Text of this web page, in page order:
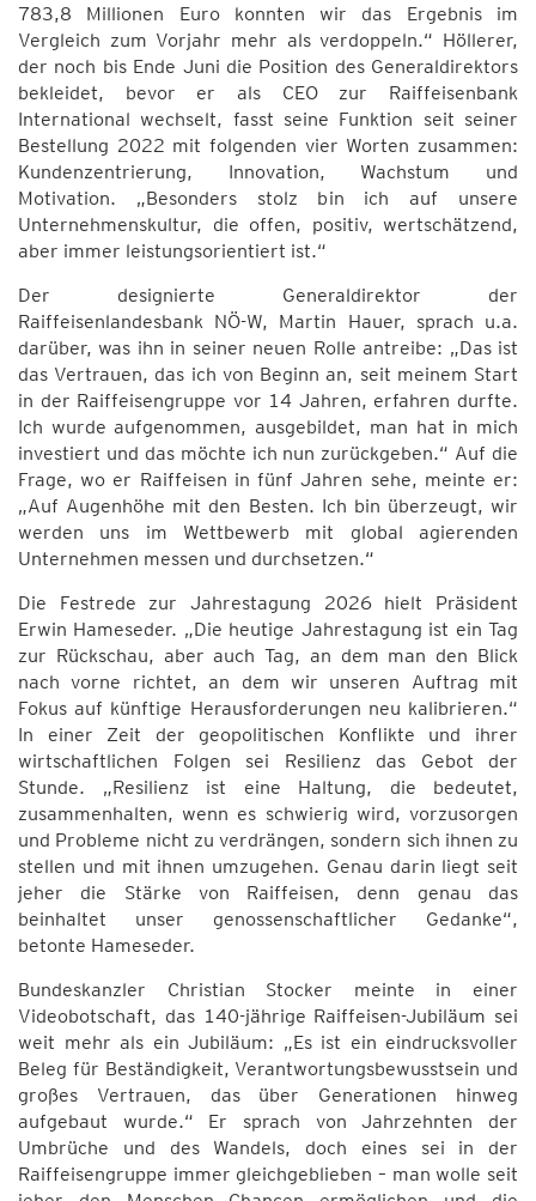
783,8 Millionen Euro konnten wir das Ergebnis im
Vergleich zum Vorjahr mehr als verdoppeln.“ Höllerer,
der noch bis Ende Juni die Position des Generaldirektors
bekleidet, bevor er als CEO zur Raiffeisenbank
International wechselt, fasst seine Funktion seit seiner
Bestellung 2022 mit folgenden vier Worten zusammen:
Kundenzentrierung, Innovation, Wachstum und
Motivation. „Besonders stolz bin ich auf unsere
Unternehmenskultur, die offen, positiv, wertschätzend,
aber immer leistungsorientiert ist.“
Der designierte Generaldirektor der
Raiffeisenlandesbank NÖ-W, Martin Hauer, sprach u.a.
darüber, was ihn in seiner neuen Rolle antreibe: „Das ist
das Vertrauen, das ich von Beginn an, seit meinem Start
in der Raiffeisengruppe vor 14 Jahren, erfahren durfte.
Ich wurde aufgenommen, ausgebildet, man hat in mich
investiert und das möchte ich nun zurückgeben.“ Auf die
Frage, wo er Raiffeisen in fünf Jahren sehe, meinte er:
„Auf Augenhöhe mit den Besten. Ich bin überzeugt, wir
werden uns im Wettbewerb mit global agierenden
Unternehmen messen und durchsetzen.“
Die Festrede zur Jahrestagung 2026 hielt Präsident
Erwin Hameseder. „Die heutige Jahrestagung ist ein Tag
zur Rückschau, aber auch Tag, an dem man den Blick
nach vorne richtet, an dem wir unseren Auftrag mit
Fokus auf künftige Herausforderungen neu kalibrieren.“
In einer Zeit der geopolitischen Konflikte und ihrer
wirtschaftlichen Folgen sei Resilienz das Gebot der
Stunde. „Resilienz ist eine Haltung, die bedeutet,
zusammenhalten, wenn es schwierig wird, vorzusorgen
und Probleme nicht zu verdrängen, sondern sich ihnen zu
stellen und mit ihnen umzugehen. Genau darin liegt seit
jeher die Stärke von Raiffeisen, denn genau das
beinhaltet unser genossenschaftlicher Gedanke“,
betonte Hameseder.
Bundeskanzler Christian Stocker meinte in einer
Videobotschaft, das 140-jährige Raiffeisen-Jubiläum sei
weit mehr als ein Jubiläum: „Es ist ein eindrucksvoller
Beleg für Beständigkeit, Verantwortungsbewusstsein und
großes Vertrauen, das über Generationen hinweg
aufgebaut wurde.“ Er sprach von Jahrzehnten der
Umbrüche und des Wandels, doch eines sei in der
Raiffeisengruppe immer gleichgeblieben – man wolle seit